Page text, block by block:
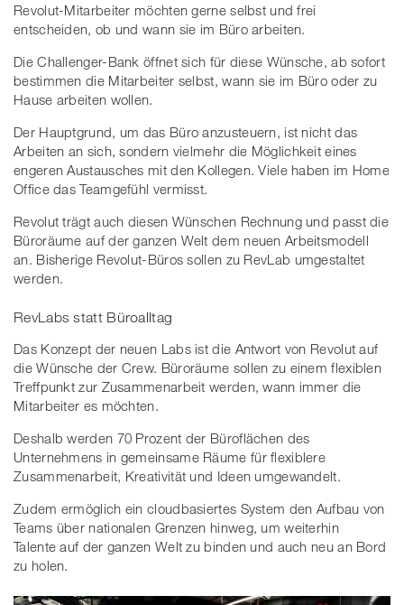
Revolut-Mitarbeiter möchten gerne selbst und frei
entscheiden, ob und wann sie im Büro arbeiten.
Die Challenger-Bank öffnet sich für diese Wünsche, ab sofort
bestimmen die Mitarbeiter selbst, wann sie im Büro oder zu
Hause arbeiten wollen.
Der Hauptgrund, um das Büro anzusteuern, ist nicht das
Arbeiten an sich, sondern vielmehr die Möglichkeit eines
engeren Austausches mit den Kollegen. Viele haben im Home
Office das Teamgefühl vermisst.
Revolut trägt auch diesen Wünschen Rechnung und passt die
Büroräume auf der ganzen Welt dem neuen Arbeitsmodell
an. Bisherige Revolut-Büros sollen zu RevLab umgestaltet
werden.
RevLabs statt Büroalltag
Das Konzept der neuen Labs ist die Antwort von Revolut auf
die Wünsche der Crew. Büroräume sollen zu einem flexiblen
Treffpunkt zur Zusammenarbeit werden, wann immer die
Mitarbeiter es möchten.
Deshalb werden 70 Prozent der Büroflächen des
Unternehmens in gemeinsame Räume für flexiblere
Zusammenarbeit, Kreativität und Ideen umgewandelt.
Zudem ermöglich ein cloudbasiertes System den Aufbau von
Teams über nationalen Grenzen hinweg, um weiterhin
Talente auf der ganzen Welt zu binden und auch neu an Bord
zu holen.